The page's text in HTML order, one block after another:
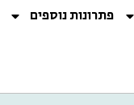
פתרונות נוספים